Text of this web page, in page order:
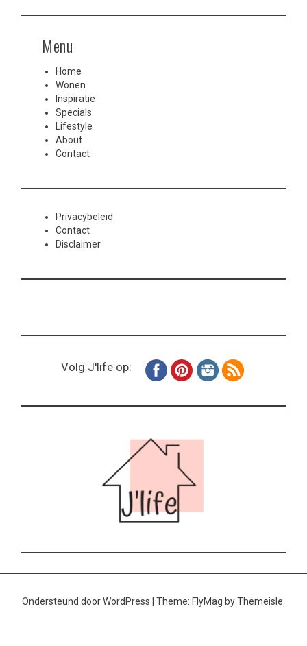
Menu
Home
Wonen
Inspiratie
Specials
Lifestyle
About
Contact
Privacybeleid
Contact
Disclaimer
Volg J'life op:
Ondersteund door WordPress | Theme: FlyMag by Themeisle.